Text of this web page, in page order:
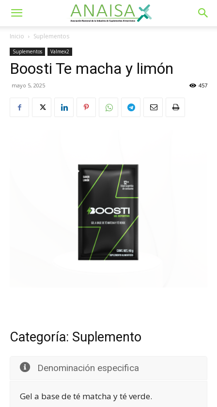
Inicio Suplementos
Suplementos Valmex2
Boosti Te macha y limón
mayo 5, 2025 457
Categoría: Suplemento
Denominación especifica
Gel a base de té matcha y té verde.